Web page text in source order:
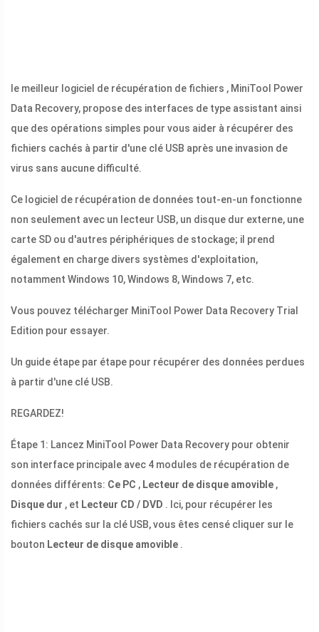
le meilleur logiciel de récupération de fichiers , MiniTool Power
Data Recovery, propose des interfaces de type assistant ainsi
que des opérations simples pour vous aider à récupérer des
fichiers cachés à partir d'une clé USB après une invasion de
virus sans aucune difficulté.
Ce logiciel de récupération de données tout-en-un fonctionne
non seulement avec un lecteur USB, un disque dur externe, une
carte SD ou d'autres périphériques de stockage; il prend
également en charge divers systèmes d'exploitation,
notamment Windows 10, Windows 8, Windows 7, etc.
Vous pouvez télécharger MiniTool Power Data Recovery Trial
Edition pour essayer.
Un guide étape par étape pour récupérer des données perdues
à partir d'une clé USB.
REGARDEZ!
Étape 1: Lancez MiniTool Power Data Recovery pour obtenir
son interface principale avec 4 modules de récupération de
données différents: Ce PC , Lecteur de disque amovible ,
Disque dur , et Lecteur CD / DVD . Ici, pour récupérer les
fichiers cachés sur la clé USB, vous êtes censé cliquer sur le
bouton Lecteur de disque amovible .